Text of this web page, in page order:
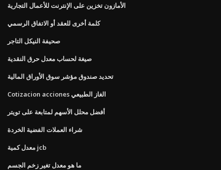
الأمازون تخزين على الإنترنت للأعمال التجارية
كلمة أخرى للعقد أو الاتفاق الرسمي
صحيفة النيكل التاجر
صيغة لحساب معدل حرق النقدية
تحديد صندوق مؤشر سوق الأوراق المالية
Cotizacion acciones الغاز الطبيعي
أفضل محلل الأسهم لمتابعة على تويتر
شراء العملات الفضية الخردة
معدل كمية jcb
ما هو معدل تغير زخم الجسم